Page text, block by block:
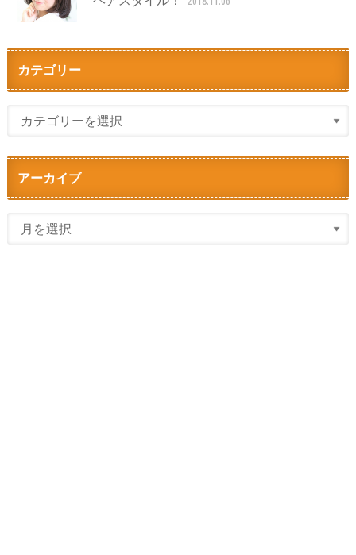
カテゴリー
アーカイブ